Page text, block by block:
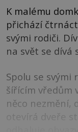
K malému
přichází
svými rodiči.
na svět se dívá
Spolu se svými
šířícím vředům
něco nezmění,
otevírá dveře